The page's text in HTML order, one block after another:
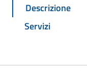
Descrizione
Servizi